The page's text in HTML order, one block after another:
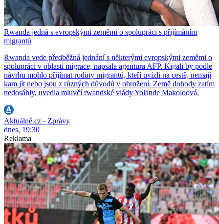
Rwanda jedná s evropskými zeměmi o spolupráci s přijímáním
migrantů
Rwanda vede předběžná jednání s některými evropskými zeměmi o
spolupráci v oblasti migrace, napsala agentura AFP. Kigali by podle
návrhu mohlo přijímat rodiny migrantů, kteří uvízli na cestě, nemají
kam jít nebo jsou z různých důvodů v ohrožení. Země dohody zatím
nedosáhly, uvedla mluvčí rwandské vlády Yolande Makoloová.
Aktuálně.cz - Zprávy
dnes, 19:30
Reklama